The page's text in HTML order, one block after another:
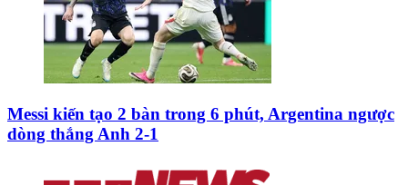
Messi kiến tạo 2 bàn trong 6 phút, Argentina ngược
dòng thắng Anh 2-1